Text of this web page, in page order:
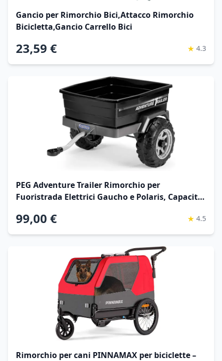
Gancio per Rimorchio Bici,Attacco Rimorchio
Bicicletta,Gancio Carrello Bici
23,59 € ★ 4.3
PEG Adventure Trailer Rimorchio per
Fuoristrada Elettrici Gaucho e Polaris, Capacità
99,00 € ★ 4.5
Rimorchio per cani PINNAMAX per biciclette –